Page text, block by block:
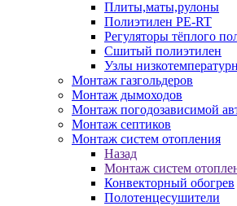
Плиты,маты,рулоны
Полиэтилен PE-RT
Регуляторы тёплого
Сшитый полиэтилен
Узлы
Монтаж газгольдеров
Монтаж дымоходов
Монтаж погодозависимой
Монтаж септиков
Монтаж систем отопления
Назад
Монтаж систем
Конвекторный обогрев
Полотенцесушители